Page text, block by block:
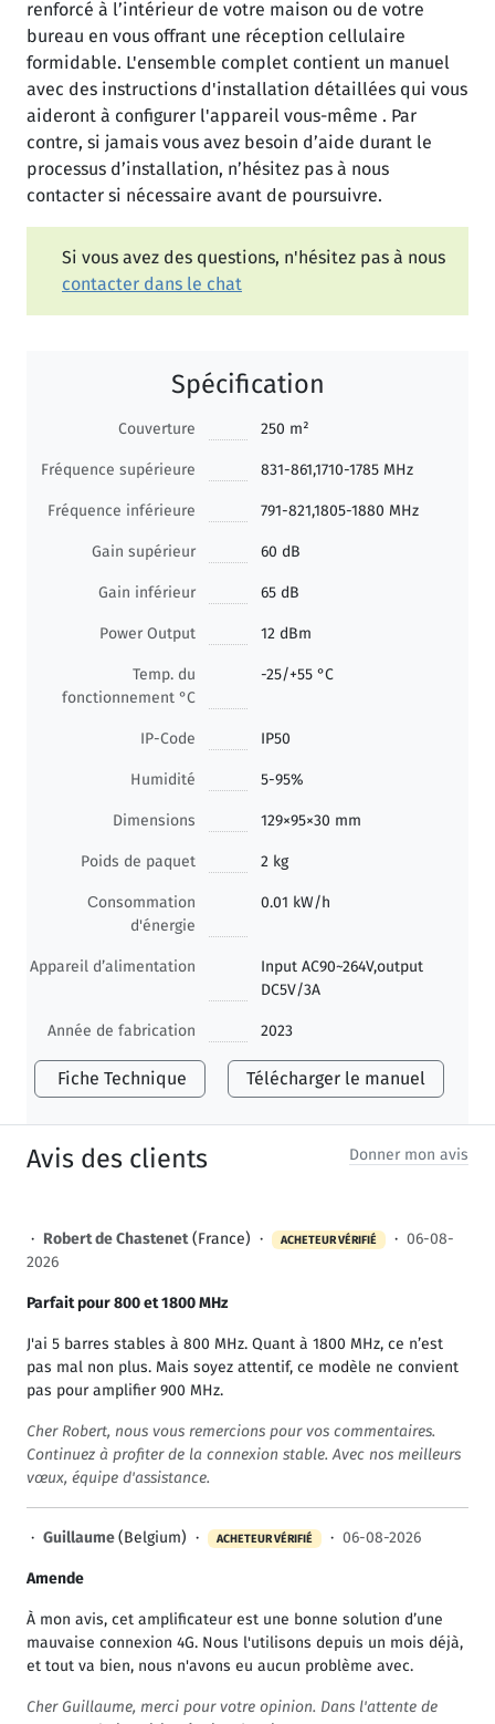
renforcé à l’intérieur de votre maison ou de votre
bureau en vous offrant une réception cellulaire
formidable. L'ensemble complet contient un manuel
avec des instructions d'installation détaillées qui vous
aideront à configurer l'appareil vous-même . Par
contre, si jamais vous avez besoin d’aide durant le
processus d’installation, n’hésitez pas à nous
contacter si nécessaire avant de poursuivre.
Si vous avez des questions, n'hésitez pas à nous
contacter dans le chat
Spécification
Couverture 250 m²
Fréquence supérieure 831-861,1710-1785 MHz
Fréquence inférieure 791-821,1805-1880 MHz
Gain supérieur 60 dB
Gain inférieur 65 dB
Power Output 12 dBm
Temp. du
fonctionnement °C
-25/+55 °C
IP-Code IP50
Humidité 5-95%
Dimensions 129×95×30 mm
Poids de paquet 2 kg
Сonsommation
d'énergie
0.01 kW/h
Appareil d’alimentation
Input AC90~264V,output
DC5V/3A
Année de fabrication 2023
Fiche Technique Télécharger le manuel
Avis des clients Donner mon avis
· Robert de Chastenet(France) · ACHETEUR VÉRIFIÉ · 06-08-
2026
Parfait pour 800 et 1800 MHz
J'ai 5 barres stables à 800 MHz. Quant à 1800 MHz, ce n’est
pas mal non plus. Mais soyez attentif, ce modèle ne convient
pas pour amplifier 900 MHz.
Cher Robert, nous vous remercions pour vos commentaires.
Continuez à profiter de la connexion stable. Avec nos meilleurs
vœux, équipe d'assistance.
· Guillaume(Belgium) · ACHETEUR VÉRIFIÉ · 06-08-2026
Amende
À mon avis, cet amplificateur est une bonne solution d’une
mauvaise connexion 4G. Nous l'utilisons depuis un mois déjà,
et tout va bien, nous n'avons eu aucun problème avec.
Cher Guillaume, merci pour votre opinion. Dans l'attente de